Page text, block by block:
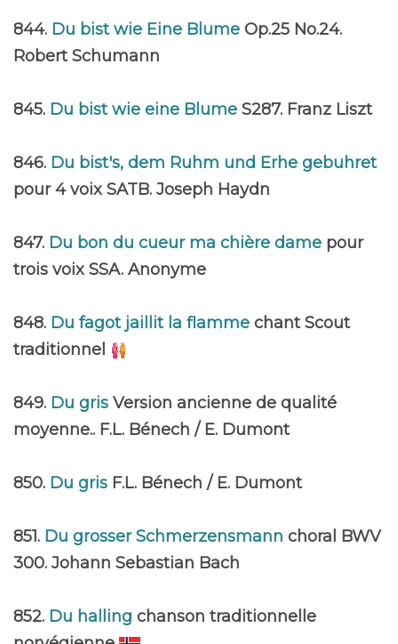
844. Du bist wie Eine Blume Op.25 No.24.
Robert Schumann
845. Du bist wie eine Blume S287. Franz Liszt
846. Du bist's, dem Ruhm und Erhe gebuhret
pour 4 voix SATB. Joseph Haydn
847. Du bon du cueur ma chière dame pour
trois voix SSA. Anonyme
848. Du fagot jaillit la flamme chant Scout
traditionnel
849. Du gris Version ancienne de qualité
moyenne.. F.L. Bénech / E. Dumont
850. Du gris F.L. Bénech / E. Dumont
851. Du grosser Schmerzensmann choral BWV
300. Johann Sebastian Bach
852. Du halling chanson traditionnelle